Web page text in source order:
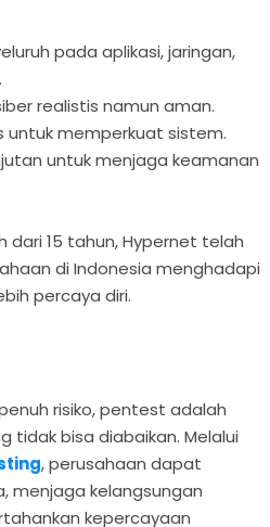
pada aplikasi, jaringan,
realistis namun aman.
untuk memperkuat sistem.
untuk menjaga keamanan
dari 15 tahun, Hypernet telah
di Indonesia menghadapi
percaya diri.
risiko, pentest adalah
tidak bisa diabaikan. Melalui
, perusahaan dapat
menjaga kelangsungan
kepercayaan